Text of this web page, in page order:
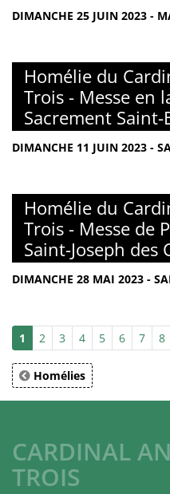
DIMANCHE 25 JUIN 2023 -
Homélie du
Trois - Messe en
Sacrement
DIMANCHE 11 JUIN 2023 -
Homélie du
Trois - Messe de
Saint-Joseph des
DIMANCHE 28 MAI 2023 -
1 2 3 4 5 6 7 8
Homélies
CARDINAL
TROIS